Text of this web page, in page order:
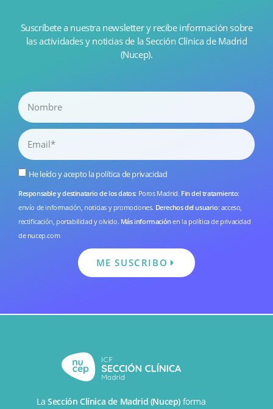
Suscríbete a nuestra newsletter y recibe información sobre
las actividades y noticias de la Sección Clínica de Madrid
(Nucep).
He leído y acepto lapolítica de privacidad
Responsable y destinatario de los datos: Poros Madrid. Fin del tratamiento:
envío de información, noticias y promociones. Derechos del usuario: acceso,
rectificación, portabilidad y olvido. Más información en la política de privacidad
de nucep.com
ME SUSCRIBO
LaSección Clínica de Madrid (Nucep) forma